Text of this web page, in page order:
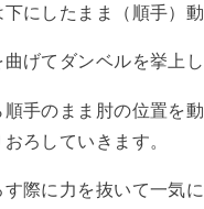
にしたまま（順手）動
げてダンベルを挙上し
手のまま肘の位置を
ろしていきます。
際に力を抜いて一気